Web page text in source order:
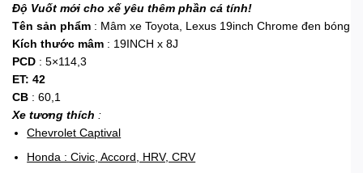
Độ Vuốt mới cho xế yêu thêm phần cá tính!
Tên sản phẩm : Mâm xe Toyota, Lexus 19inch Chrome đen bóng
Kích thước mâm : 19INCH x 8J
PCD : 5×114,3
ET: 42
CB : 60,1
Xe tương thích :
Chevrolet Captival
Honda : Civic, Accord, HRV, CRV